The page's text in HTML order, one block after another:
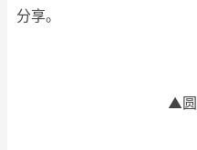
分享。
▲圆